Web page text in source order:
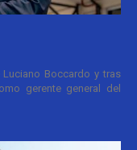
Boccardo y tras
gerente general del